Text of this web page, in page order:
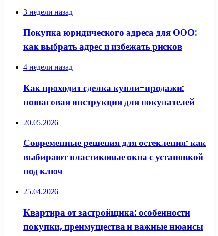
3 недели назад
Покупка юридического адреса для ООО:
как выбрать адрес и избежать рисков
4 недели назад
Как проходит сделка купли-продажи:
пошаговая инструкция для покупателей
20.05.2026
Современные решения для остекления: как
выбирают пластиковые окна с установкой
под ключ
25.04.2026
Квартира от застройщика: особенности
покупки, преимущества и важные нюансы